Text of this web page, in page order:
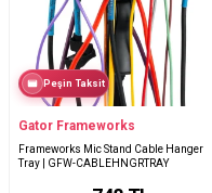
Peşin Taksit
Gator Frameworks
Frameworks Mic Stand Cable Hanger
Tray | GFW-CABLEHNGRTRAY